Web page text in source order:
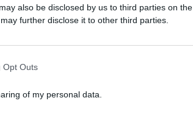
also be disclosed by us to third parties on the
further disclose it to other third parties.
Opt Outs
of my personal data.